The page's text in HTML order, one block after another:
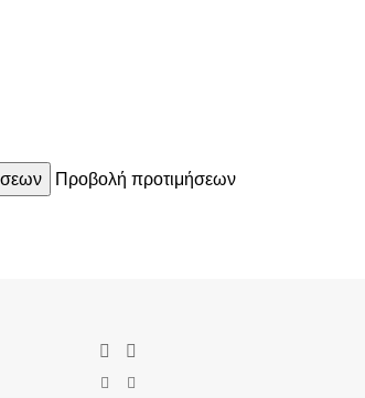
Προβολή προτιμήσεων